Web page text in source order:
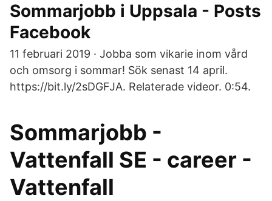
Sommarjobb i Uppsala - Posts
Facebook
11 februari 2019 · Jobba som vikarie inom vård
och omsorg i sommar! Sök senast 14 april.
https://bit.ly/2sDGFJA. Relaterade videor. 0:54.
Sommarjobb -
Vattenfall SE - career -
Vattenfall